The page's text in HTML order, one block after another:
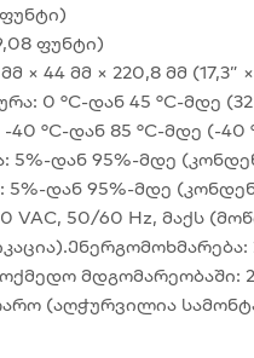
ფუნტი)
× 44 მმ × 220,8 მმ (17,3” ×
0 °C-დან 45 °C-მდე (32
°C-დან 85 °C-მდე (-40
5%-დან 95%-მდე
დან 95%-მდე
VAC, 50/60 Hz, მაქს
მდგომარეობაში:
(აღჭურვილია